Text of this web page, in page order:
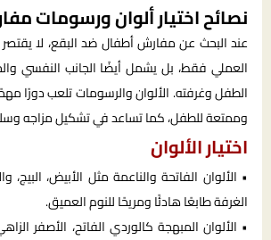
نصائح اختيار ألوان ورسومات
عند البحث عن مفارش أطفال ضد البقع، لا يقتصر
العملي فقط، بل يشمل أيضًا الجانب النفسي
الطفل وغرفته. الألوان والرسومات تلعب دورًا
وممتعة للطفل، كما تساعد في تشكيل مزاجه
اختيار الألوان
• الألوان الفاتحة والناعمة مثل الأبيض،
الغرفة طابعًا هادئًا ومريحًا للنوم العميق.
• الألوان المبهجة كالوردي الفاتح، الأصفر